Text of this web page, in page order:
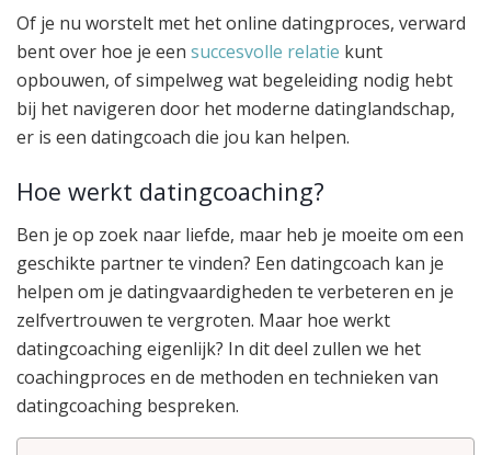
Of je nu worstelt met het online datingproces, verward
bent over hoe je een succesvolle relatie kunt
opbouwen, of simpelweg wat begeleiding nodig hebt
bij het navigeren door het moderne datinglandschap,
er is een datingcoach die jou kan helpen.
Hoe werkt datingcoaching?
Ben je op zoek naar liefde, maar heb je moeite om een
geschikte partner te vinden? Een datingcoach kan je
helpen om je datingvaardigheden te verbeteren en je
zelfvertrouwen te vergroten. Maar hoe werkt
datingcoaching eigenlijk? In dit deel zullen we het
coachingproces en de methoden en technieken van
datingcoaching bespreken.